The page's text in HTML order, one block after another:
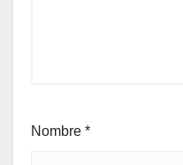
Nombre *